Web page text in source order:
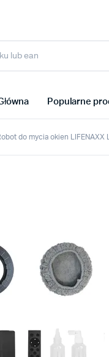
Popularne
do mycia okien LIFENAXX